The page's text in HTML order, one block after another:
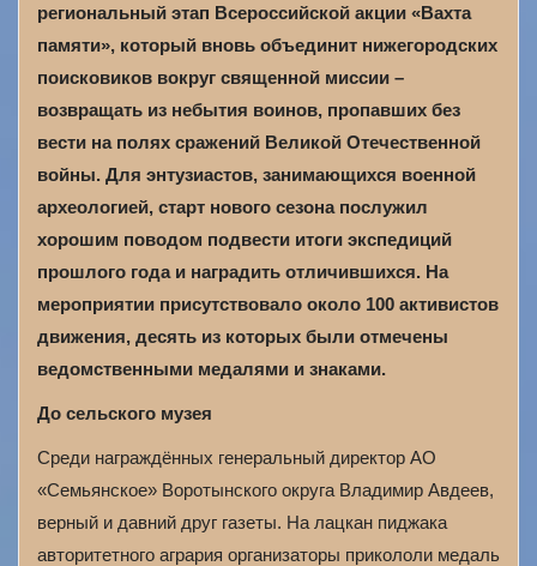
региональный этап Всероссийской акции «Вахта
памяти», который вновь объединит нижегородских
поисковиков вокруг священной миссии –
возвращать из небытия воинов, пропавших без
вести на полях сражений Великой Отечественной
войны. Для энтузиастов, занимающихся военной
археологией, старт нового сезона послужил
хорошим поводом подвести итоги экспедиций
прошлого года и наградить отличившихся. На
мероприятии присутствовало около 100 активистов
движения, десять из которых были отмечены
ведомственными медалями и знаками.
До сельского музея
Среди награждённых генеральный директор АО
«Семьянское» Воротынского округа Владимир Авдеев,
верный и давний друг газеты. На лацкан пиджака
авторитетного агрария организаторы прикололи медаль